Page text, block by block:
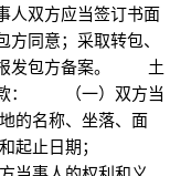
人双方应当签订书面
同意；采取转包、
报发包方备案。 土
款： （一）双方当
名称、坐落、面
和起止日期；